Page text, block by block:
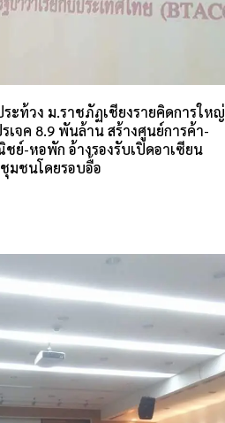
ะท้วง ม.ราชภัฏเชียงรายคิดการใหญ่
จค 8.9 พันล้าน สร้างศูนย์การค้า-
ย์-หอพัก อ้างรองรับเปิดอาเซียน
มชนโดยรอบอื้อ